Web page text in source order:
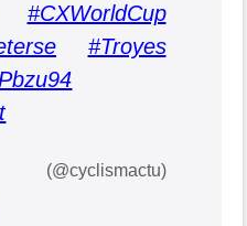
#CXWorldCup
#Troyes